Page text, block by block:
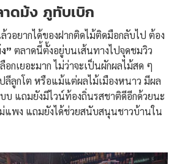
ดม้ง ภูทับเบิก
วอยากได้ของฝากติดไม้ติดมือกลับไป ต้อง
” ตลาดนี้ตั้งอยู่บนเส้นทางไปจุดชมวิว
กเยอะมาก ไม่ว่าจะเป็นผักผลไม้สด ๆ
ลีลูกโต หรือแม้แต่ผลไม้เมืองหนาว มีผล
บ แถมยังมีไวน์ท้องถิ่นรสชาติดีอีกด้วยนะ
แพง แถมยังได้ช่วยสนับสนุนชาวบ้านใน